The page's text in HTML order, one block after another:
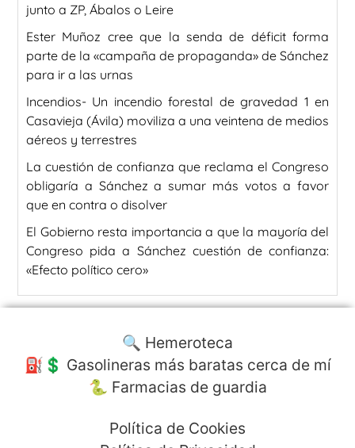
junto a ZP, Ábalos o Leire
Ester Muñoz cree que la senda de déficit forma
parte de la «campaña de propaganda» de Sánchez
para ir a las urnas
Incendios- Un incendio forestal de gravedad 1 en
Casavieja (Ávila) moviliza a una veintena de medios
aéreos y terrestres
La cuestión de confianza que reclama el Congreso
obligaría a Sánchez a sumar más votos a favor
que en contra o disolver
El Gobierno resta importancia a que la mayoría del
Congreso pida a Sánchez cuestión de confianza:
«Efecto político cero»
🔍 Hemeroteca
⛽️💲 Gasolineras más baratas cerca de mí
🐍 Farmacias de guardia
Política de Cookies